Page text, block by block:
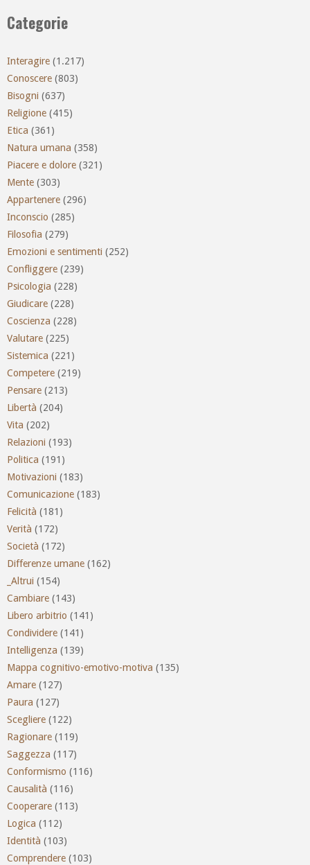
Categorie
Interagire (1.217)
Conoscere (803)
Bisogni (637)
Religione (415)
Etica (361)
Natura umana (358)
Piacere e dolore (321)
Mente (303)
Appartenere (296)
Inconscio (285)
Filosofia (279)
Emozioni e sentimenti (252)
Confliggere (239)
Psicologia (228)
Giudicare (228)
Coscienza (228)
Valutare (225)
Sistemica (221)
Competere (219)
Pensare (213)
Libertà (204)
Vita (202)
Relazioni (193)
Politica (191)
Motivazioni (183)
Comunicazione (183)
Felicità (181)
Verità (172)
Società (172)
Differenze umane (162)
_Altrui (154)
Cambiare (143)
Libero arbitrio (141)
Condividere (141)
Intelligenza (139)
Mappa cognitivo-emotivo-motiva (135)
Amare (127)
Paura (127)
Scegliere (122)
Ragionare (119)
Saggezza (117)
Conformismo (116)
Causalità (116)
Cooperare (113)
Logica (112)
Identità (103)
Comprendere (103)